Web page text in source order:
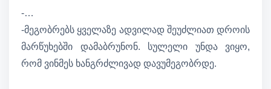
-…
-მეგობრებს ყველაზე ადვილად შეუძლიათ დროის
მარწუხებში დამაბრუნონ. სულელი უნდა ვიყო,
რომ ვინმეს ხანგრძლივად დავუმეგობრდე.